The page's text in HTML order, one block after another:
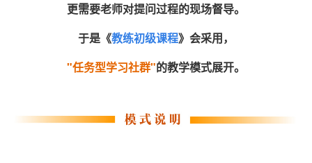
更需要老师对提问过程的现场督导。
于是《教练初级课程》会采用，
"任务型学习社群"的教学模式展开。